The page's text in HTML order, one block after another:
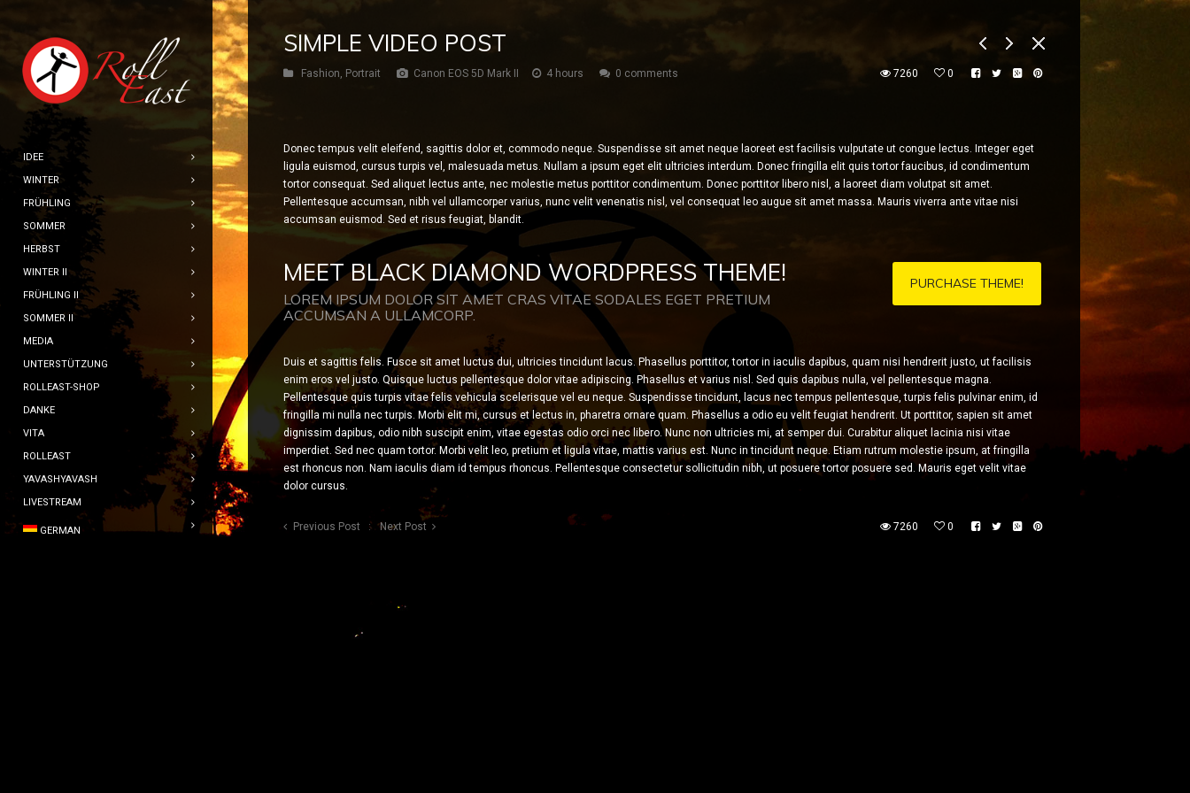
IDEE
WINTER
FRÜHLING
SOMMER
HERBST
WINTER II
FRÜHLING II
SOMMER II
MEDIA
UNTERSTÜTZUNG
ROLLEAST-SHOP
DANKE
VITA
ROLLEAST
YAVASHYAVASH
LIVESTREAM
GERMAN
SIMPLE VIDEO POST
Fashion, Portrait Canon EOS 5D Mark II 4 hours 0 comments 7260 0
Donec tempus velit eleifend, sagittis dolor et, commodo neque. Suspendisse sit amet neque laoreet est facilisis vulputate ut congue lectus. Integer eget
ligula euismod, cursus turpis vel, malesuada metus. Nullam a ipsum eget elit ultricies interdum. Donec fringilla elit quis tortor faucibus, id condimentum
tortor consequat. Sed aliquet lectus ante, nec molestie metus porttitor condimentum. Donec porttitor libero nisl, a laoreet diam volutpat sit amet.
Pellentesque accumsan, nibh vel ullamcorper varius, nunc velit venenatis nisl, vel consequat leo augue sit amet massa. Mauris viverra ante vitae nisi
accumsan euismod. Sed et risus feugiat, blandit.
MEET BLACK DIAMOND WORDPRESS THEME!
LOREM IPSUM DOLOR SIT AMET CRAS VITAE SODALES EGET PRETIUM
ACCUMSAN A ULLAMCORP.
PURCHASE THEME!
Duis et sagittis felis. Fusce sit amet luctus dui, ultricies tincidunt lacus. Phasellus porttitor, tortor in iaculis dapibus, quam nisi hendrerit justo, ut facilisis
enim eros vel justo. Quisque luctus pellentesque dolor vitae adipiscing. Phasellus et varius nisl. Sed quis dapibus nulla, vel pellentesque magna.
Pellentesque quis turpis vitae felis vehicula scelerisque vel eu neque. Suspendisse tincidunt, lacus nec tempus pellentesque, turpis felis pulvinar enim, id
fringilla mi nulla nec turpis. Morbi elit mi, cursus et lectus in, pharetra ornare quam. Phasellus a odio eu velit feugiat hendrerit. Ut porttitor, sapien sit amet
dignissim dapibus, odio nibh suscipit enim, vitae egestas odio orci nec libero. Nunc non ultricies mi, at semper dui. Curabitur aliquet lacinia nisi vitae
imperdiet. Sed nec quam tortor. Morbi velit leo, pretium et ligula vitae, mattis varius est. Nunc in tincidunt neque. Etiam rutrum molestie ipsum, at fringilla
est rhoncus non. Nam iaculis diam id tempus rhoncus. Pellentesque consectetur sollicitudin nibh, ut posuere tortor posuere sed. Mauris eget velit vitae
dolor cursus.
Previous Post Next Post 7260 0